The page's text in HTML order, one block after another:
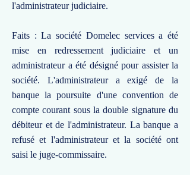
l'administrateur judiciaire.
Faits : La société Domelec services a été
mise en redressement judiciaire et un
administrateur a été désigné pour assister la
société. L'administrateur a exigé de la
banque la poursuite d'une convention de
compte courant sous la double signature du
débiteur et de l'administrateur. La banque a
refusé et l'administrateur et la société ont
saisi le juge-commissaire.